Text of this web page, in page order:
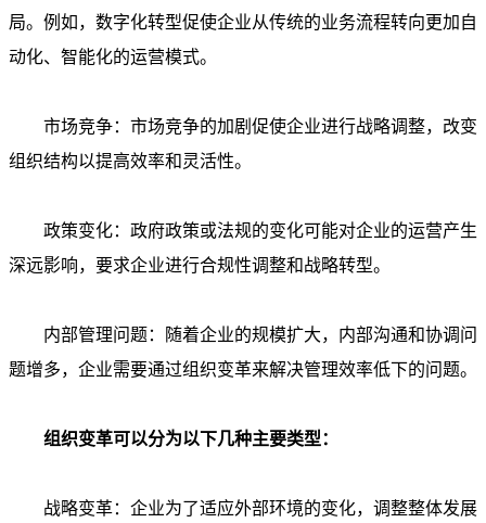
局。例如，数字化转型促使企业从传统的业务流程转向更加自
动化、智能化的运营模式。
市场竞争：市场竞争的加剧促使企业进行战略调整，改变
组织结构以提高效率和灵活性。
政策变化：政府政策或法规的变化可能对企业的运营产生
深远影响，要求企业进行合规性调整和战略转型。
内部管理问题：随着企业的规模扩大，内部沟通和协调问
题增多，企业需要通过组织变革来解决管理效率低下的问题。
组织变革可以分为以下几种主要类型：
战略变革：企业为了适应外部环境的变化，调整整体发展